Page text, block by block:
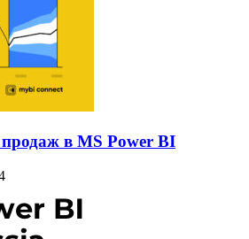
в MS Power BI